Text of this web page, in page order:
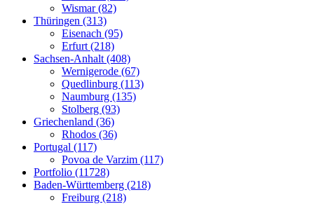
Wismar (82)
Thüringen (313)
Eisenach (95)
Erfurt (218)
Sachsen-Anhalt (408)
Wernigerode (67)
Quedlinburg (113)
Naumburg (135)
Stolberg (93)
Griechenland (36)
Rhodos (36)
Portugal (117)
Povoa de Varzim (117)
Portfolio (11728)
Baden-Württemberg (218)
Freiburg (218)